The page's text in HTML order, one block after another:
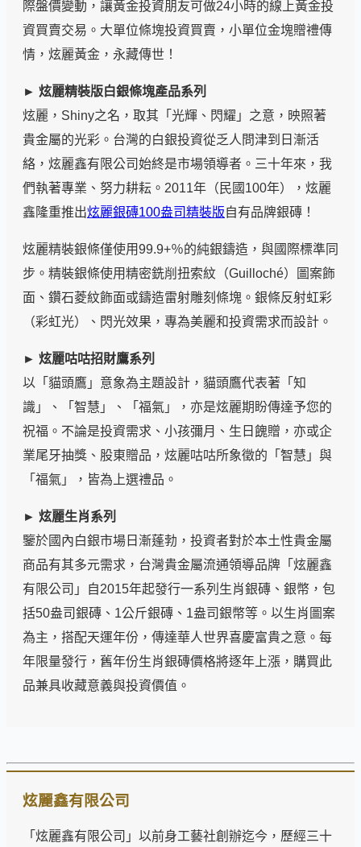
際盤價變動，讓黃金投資朋友可做24小時的線上黃金投
資買賣交易。大單位條塊投資買賣，小單位金塊贈禮傳
情，炫麗黃金，永藏傳世！
► 炫麗精裝版白銀條塊產品系列
炫麗，Shiny之名，取其「光輝、閃耀」之意，映照著
貴金屬的光彩。台灣的白銀投資從乏人問津到日漸活
絡，炫麗鑫有限公司始終是市場領導者。三十年來，我
們執著專業、努力耕耘。2011年（民國100年），炫麗
鑫隆重推出炫麗銀磚100盎司精裝版自有品牌銀磚！
炫麗精裝銀條僅使用99.9+％的純銀鑄造，與國際標準同
步。精裝銀條使用精密銑削扭索紋（Guilloché）圖案飾
面、鑽石菱紋飾面或鑄造雷射雕刻條塊。銀條反射虹彩
（彩虹光）、閃光效果，專為美麗和投資需求而設計。
► 炫麗咕咕招財鷹系列
以「貓頭鷹」意象為主題設計，貓頭鷹代表著「知
識」、「智慧」、「福氣」，亦是炫麗期盼傳達予您的
祝福。不論是投資需求、小孩彌月、生日餽贈，亦或企
業尾牙抽獎、股東贈品，炫麗咕咕所象徵的「智慧」與
「福氣」，皆為上選禮品。
► 炫麗生肖系列
鑒於國內白銀市場日漸蓬勃，投資者對於本土性貴金屬
商品有其多元需求，台灣貴金屬流通領導品牌「炫麗鑫
有限公司」自2015年起發行一系列生肖銀磚、銀幣，包
括50盎司銀磚、1公斤銀磚、1盎司銀幣等。以生肖圖案
為主，搭配天運年份，傳達華人世界喜慶富貴之意。每
年限量發行，舊年份生肖銀磚價格將逐年上漲，購買此
品兼具收藏意義與投資價值。
炫麗鑫有限公司
「炫麗鑫有限公司」以前身工藝社創辦迄今，歷經三十